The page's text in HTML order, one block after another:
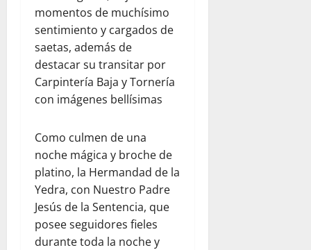
momentos de muchísimo
sentimiento y cargados de
saetas, además de
destacar su transitar por
Carpintería Baja y Tornería
con imágenes bellísimas
Como culmen de una
noche mágica y broche de
platino, la Hermandad de la
Yedra, con Nuestro Padre
Jesús de la Sentencia, que
posee seguidores fieles
durante toda la noche y